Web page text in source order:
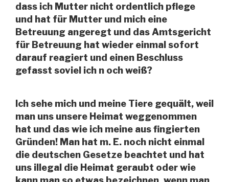
dass ich Mutter nicht ordentlich pflege
und hat für Mutter und mich eine
Betreuung angeregt und das Amtsgericht
für Betreuung hat wieder einmal sofort
darauf reagiert und einen Beschluss
gefasst soviel ich n och weiß?
Ich sehe mich und meine Tiere gequält, weil
man uns unsere Heimat weggenommen
hat und das wie ich meine aus fingierten
Gründen! Man hat m. E. noch nicht einmal
die deutschen Gesetze beachtet und hat
uns illegal die Heimat geraubt oder wie